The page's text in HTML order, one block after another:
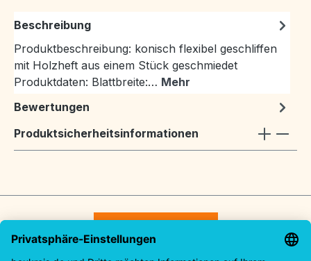
Beschreibung
Produktbeschreibung: konisch flexibel geschliffen
mit Holzheft aus einem Stück geschmiedet
Produktdaten: Blattbreite:… Mehr
Bewertungen
Produktsicherheitsinformationen
Service-Hotline